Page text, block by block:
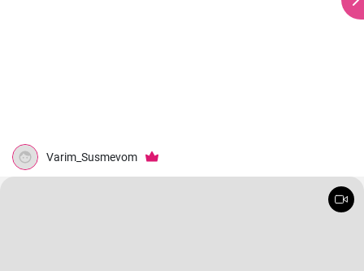
Varim_Susmevom